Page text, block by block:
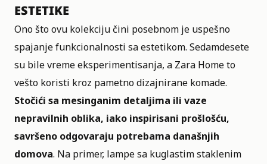
ESTETIKE
Ono što ovu kolekciju čini posebnom je uspešno
spajanje funkcionalnosti sa estetikom. Sedamdesete
su bile vreme eksperimentisanja, a Zara Home to
vešto koristi kroz pametno dizajnirane komade.
Stočići sa mesinganim detaljima ili vaze
nepravilnih oblika, iako inspirisani prošlošću,
savršeno odgovaraju potrebama današnjih
domova. Na primer, lampe sa kuglastim staklenim